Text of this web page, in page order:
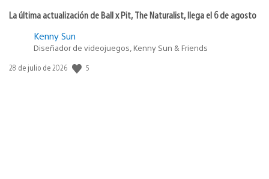
La última actualización de Ball x Pit, The Naturalist, llega el 6 de agosto
Kenny Sun
Diseñador de videojuegos, Kenny Sun & Friends
Fecha
28 de julio de 2026 5